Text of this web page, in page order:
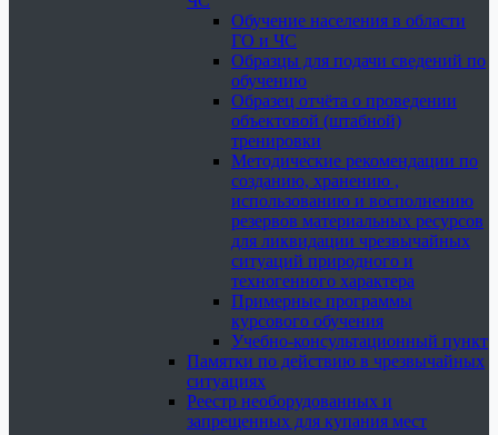
Обучение населения в области
ГО и ЧС
Образцы для подачи сведений по
обучению
Образец отчёта о проведении
объектовой (штабной)
тренировки
Методические рекомендации по
созданию, хранению ,
использованию и восполнению
резервов материальных ресурсов
для ликвидации чрезвычайных
ситуаций природного и
техногенного характера
Примерные программы
курсового обучения
Учебно-консультационный пункт
Памятки по действию в чрезвычайных
ситуациях
Реестр необорудованных и
запрещенных для купания мест